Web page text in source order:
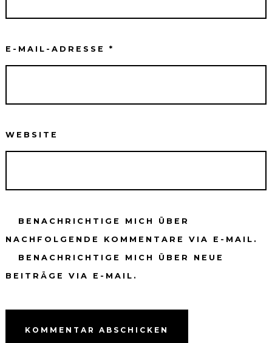
E-MAIL-ADRESSE*
WEBSITE
BENACHRICHTIGE MICH ÜBER
NACHFOLGENDE KOMMENTARE VIA E-MAIL.
BENACHRICHTIGE MICH ÜBER NEUE
BEITRÄGE VIA E-MAIL.